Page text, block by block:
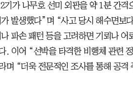
기가 나무호 선미 외판을 약 1분 간격
발생했다”며 “사고 당시 해수면보
파손 패턴 등을 고려하면 기뢰나 어
. 이어 “선박을 타격한 비행체 관련
며 “더욱 전문적인 조사를 통해 공격